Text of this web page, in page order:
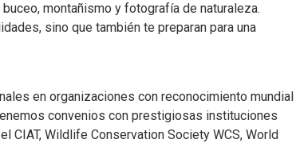
montañismo y fotografía de naturaleza.
sino que también te preparan para una
en organizaciones con reconocimiento mundial
convenios con prestigiosas instituciones
CIAT, Wildlife Conservation Society WCS, World